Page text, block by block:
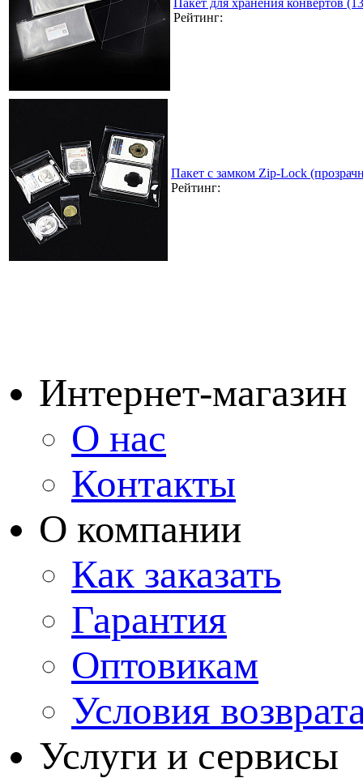
Рейтинг:
Пакет с замком Zip-Lock
Рейтинг:
Интернет-магазин
О нас
Контакты
О компании
Как заказать
Гарантия
Оптовикам
Условия
Услуги и сервисы